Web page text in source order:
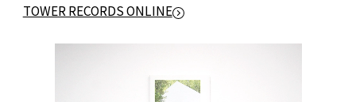
TOWER RECORDS ONLINE